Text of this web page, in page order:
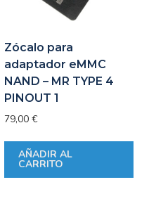
Zócalo para
adaptador eMMC
NAND – MR TYPE 4
PINOUT 1
79,00 €
AÑADIR AL
CARRITO